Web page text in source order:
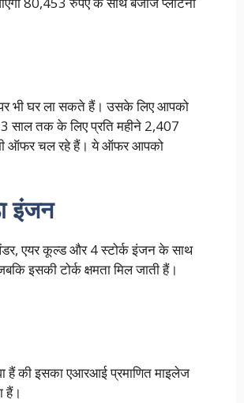
भी घर ला सकते हैं। उसके लिए आपको
साल तक के लिए प्रति महीने 2,407
भी ऑफर चल रहे हैं। ये ऑफर आपको
इंजन
एयर कूल्ड और 4 स्टोर्क इंजन के साथ
इसकी टोर्क क्षमता मिल जाती हैं।
हैं की इसका एआरआई प्रमाणित माइलेज
हैं।